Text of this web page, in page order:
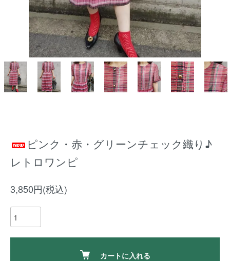
ピンク・赤・グリーンチェック織り♪
レトロワンピ
3,850円(税込)
カートに入れる